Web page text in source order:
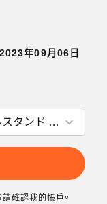
年09月06日
確認我的帳戶。